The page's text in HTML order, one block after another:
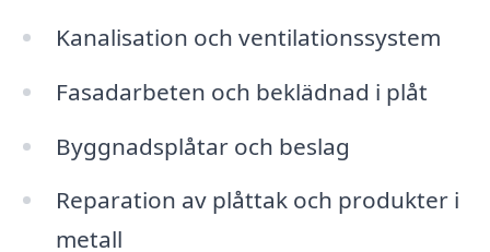
Kanalisation och ventilationssystem
Fasadarbeten och beklädnad i plåt
Byggnadsplåtar och beslag
Reparation av plåttak och produkter i
metall